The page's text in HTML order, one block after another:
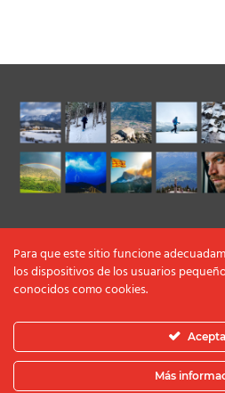
© 2022
Para que este sitio funcione
los dispositivos de los usuarios
conocidos como cookies.
Más